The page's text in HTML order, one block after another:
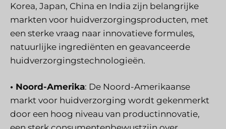
Korea, Japan, China en India zijn belangrijke
markten voor huidverzorgingsproducten, met
een sterke vraag naar innovatieve formules,
natuurlijke ingrediënten en geavanceerde
huidverzorgingstechnologieën.
• Noord-Amerika: De Noord-Amerikaanse
markt voor huidverzorging wordt gekenmerkt
door een hoog niveau van productinnovatie,